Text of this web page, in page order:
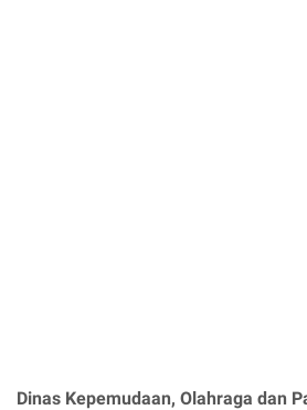
Dinas Kepemudaan, Olahraga dan